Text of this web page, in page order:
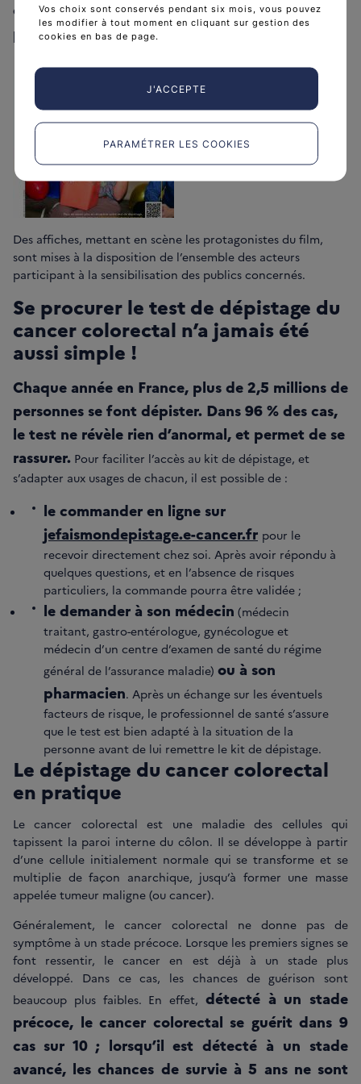
cancer colorectal intègre un accès direct à la
plateforme de commande en ligne du test.
Des affiches, mettant en scène les protagonistes du film,
sont mises à la disposition de l’ensemble des acteurs
participant à la sensibilisation des publics concernés.
Se procurer le test de dépistage du
cancer colorectal n’a jamais été
aussi simple !
Chaque année en France, plus de 2,5 millions de
personnes se font dépister. Dans 96 % des cas,
le test ne révèle rien d’anormal, et permet de se
rassurer. Pour faciliter l’accès au kit de dépistage, et
s’adapter aux usages de chacun, il est possible de :
le commander en ligne sur
jefaismondepistage.e-cancer.fr pour le
recevoir directement chez soi. Après avoir répondu à
quelques questions, et en l’absence de risques
particuliers, la commande pourra être validée ;
le demander à son médecin (médecin
traitant, gastro-entérologue, gynécologue et
médecin d’un centre d’examen de santé du régime
général de l’assurance maladie) ou à son
pharmacien. Après un échange sur les éventuels
facteurs de risque, le professionnel de santé s’assure
que le test est bien adapté à la situation de la
personne avant de lui remettre le kit de dépistage.
Le dépistage du cancer colorectal
en pratique
Le cancer colorectal est une maladie des cellules qui
tapissent la paroi interne du côlon. Il se développe à partir
d’une cellule initialement normale qui se transforme et se
multiplie de façon anarchique, jusqu’à former une masse
appelée tumeur maligne (ou cancer).
Généralement, le cancer colorectal ne donne pas de
symptôme à un stade précoce. Lorsque les premiers signes se
font ressentir, le cancer en est déjà à un stade plus
développé. Dans ce cas, les chances de guérison sont
beaucoup plus faibles. En effet, détecté à un stade
précoce, le cancer colorectal se guérit dans 9
cas sur 10 ; lorsqu’il est détecté à un stade
avancé, les chances de survie à 5 ans ne sont
Vos choix sont conservés pendant six mois, vous pouvez
les modifier à tout moment en cliquant sur gestion des
cookies en bas de page.
J'ACCEPTE
PARAMÉTRER LES COOKIES